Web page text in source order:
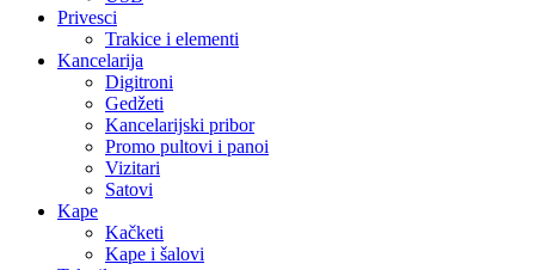
Privesci
Trakice i elementi
Kancelarija
Digitroni
Gedžeti
Kancelarijski pribor
Promo pultovi i panoi
Vizitari
Satovi
Kape
Kačketi
Kape i šalovi